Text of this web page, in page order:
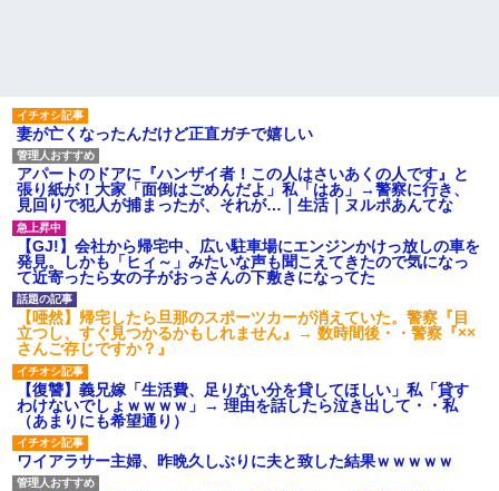
妻が亡くなったんだけど正直ガチで嬉しい
アパートのドアに『ハンザイ者！この人はさいあくの人です』と
張り紙が！大家「面倒はごめんだよ」私「はあ」→警察に行き、
見回りで犯人が捕まったが、それが…｜生活｜ヌルポあんてな
【GJ!】会社から帰宅中、広い駐車場にエンジンかけっ放しの車を
発見。しかも「ヒィ～」みたいな声も聞こえてきたので気になっ
て近寄ったら女の子がおっさんの下敷きになってた
【唖然】帰宅したら旦那のスポーツカーが消えていた。警察『目
立つし、すぐ見つかるかもしれません』→ 数時間後・・警察『××
さんご存じですか？』
【復讐】義兄嫁「生活費、足りない分を貸してほしい」私「貸す
わけないでしょｗｗｗｗ」→ 理由を話したら泣き出して・・私
（あまりにも希望通り）
ワイアラサー主婦、昨晩久しぶりに夫と致した結果ｗｗｗｗｗ